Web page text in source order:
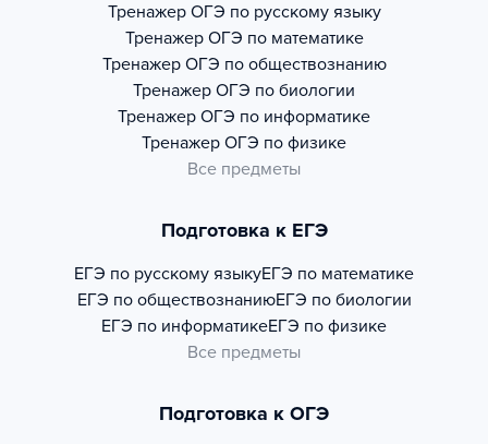
Тренажер ОГЭ по русскому языку
Тренажер ОГЭ по математике
Тренажер ОГЭ по обществознанию
Тренажер ОГЭ по биологии
Тренажер ОГЭ по информатике
Тренажер ОГЭ по физике
Все предметы
Подготовка к ЕГЭ
ЕГЭ по русскому языкуЕГЭ по математике
ЕГЭ по обществознаниюЕГЭ по биологии
ЕГЭ по информатикеЕГЭ по физике
Все предметы
Подготовка к ОГЭ